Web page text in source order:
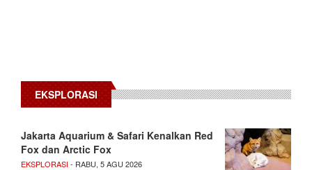
EKSPLORASI
Jakarta Aquarium & Safari Kenalkan Red
Fox dan Arctic Fox
EKSPLORASI- RABU, 5 AGU 2026